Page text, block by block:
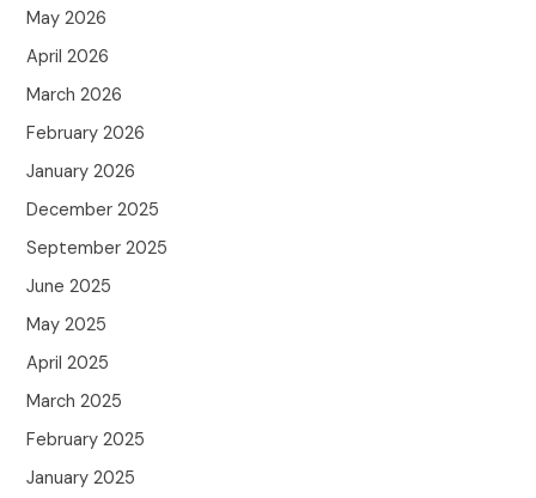
May 2026
April 2026
March 2026
February 2026
January 2026
December 2025
September 2025
June 2025
May 2025
April 2025
March 2025
February 2025
January 2025